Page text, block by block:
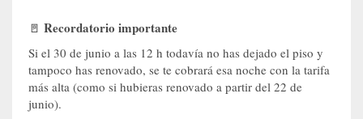
🚪 Recordatorio importante
Si el 30 de junio a las 12 h todavía no has dejado el piso y
tampoco has renovado, se te cobrará esa noche con la tarifa
más alta (como si hubieras renovado a partir del 22 de
junio).